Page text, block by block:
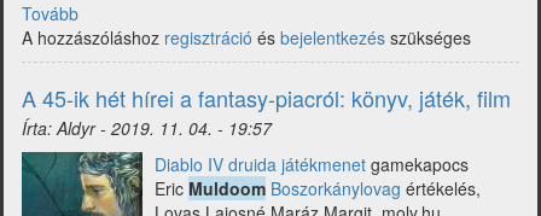
Tovább
46-
ik
hét
hírei
-
Véres
Rózsa
és
A hozzászóláshoz regisztráció és bejelentkezés szükséges
A 45-ik hét hírei a fantasy-piacról: könyv, játék, film
Írta:Aldyr- 2019. 11. 04. - 19:57
Diablo IV druida játékmenet gamekapocs
Eric Muldoom Boszorkánylovag értékelés,